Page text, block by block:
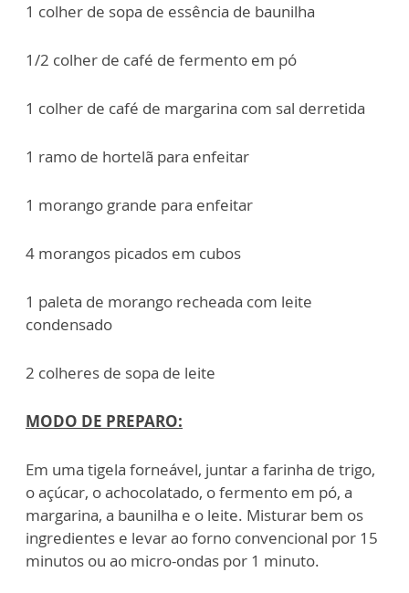
1 colher de sopa de essência de baunilha
1/2 colher de café de fermento em pó
1 colher de café de margarina com sal derretida
1 ramo de hortelã para enfeitar
1 morango grande para enfeitar
4 morangos picados em cubos
1 paleta de morango recheada com leite
condensado
2 colheres de sopa de leite
MODO DE PREPARO:
Em uma tigela forneável, juntar a farinha de trigo,
o açúcar, o achocolatado, o fermento em pó, a
margarina, a baunilha e o leite. Misturar bem os
ingredientes e levar ao forno convencional por 15
minutos ou ao micro-ondas por 1 minuto.